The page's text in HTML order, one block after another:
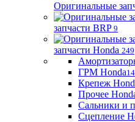
Оригинальные
запчасти BRP 9
запчасти Honda 249
ГРМ Honda14
Крепеж
Прочее
Сальники и
Сцепление